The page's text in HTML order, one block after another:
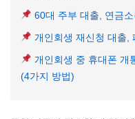
60대 주부 대출, 연금
개인회생 재신청 대출,
개인회생 중 휴대폰 개
(4가지 방법)